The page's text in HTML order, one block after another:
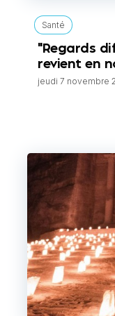
Santé
"Regards
revient en
jeudi 7 novembre